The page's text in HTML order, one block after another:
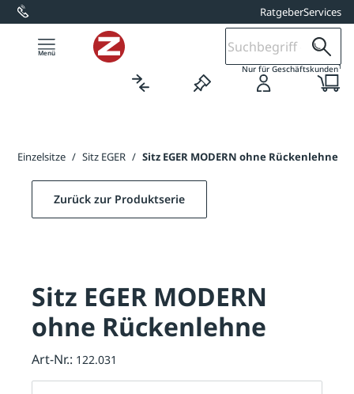
springen RatgeberServices
Nur für Geschäftskunden1
Einzelsitze / Sitz EGER / Sitz EGER MODERN ohne Rückenlehne
Zurück zur Produktserie
Sitz EGER MODERN
ohne Rückenlehne
Art-Nr.: 122.031